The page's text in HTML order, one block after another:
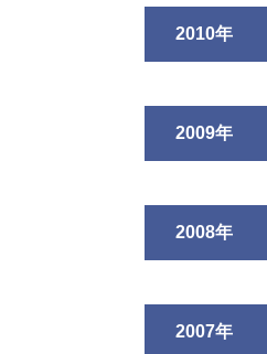
2010年
2009年
2008年
2007年